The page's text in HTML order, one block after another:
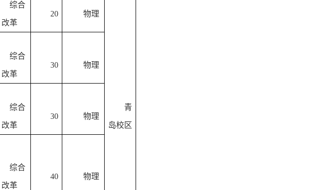
青
岛校区
综合
改革
20 物理
综合
改革
30 物理
综合
改革
30 物理
综合
改革
40 物理